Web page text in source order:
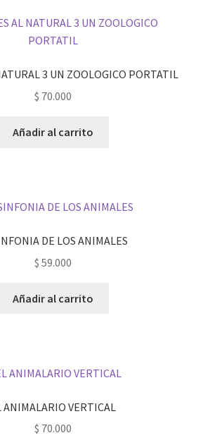
3 UN ZOOLOGICO PORTATIL
$ 70.000
Añadir al carrito
DE LOS ANIMALES
$ 59.000
Añadir al carrito
ANIMALARIO VERTICAL
$ 70.000